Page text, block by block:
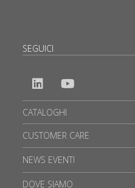
SEGUICI
CATALOGHI
CUSTOMER CARE
NEWS EVENTI
DOVE SIAMO